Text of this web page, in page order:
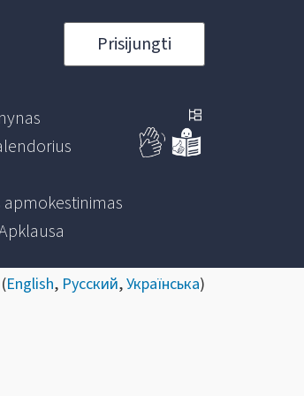
Prisijungti
English, Русский,Українська)